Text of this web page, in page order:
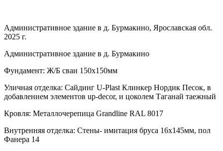
Административное здание в д. Бурмакино, Ярославская обл.
2025 г.
Административное здание в д. Бурмакино
Фундамент: Ж/Б сваи 150х150мм
Уличная отделка: Сайдинг U-Plast Клинкер Нордик Песок, в
добавлением элементов up-decor, и цоколем Таганай таежный
Кровля: Металлочерепица Grandline RAL 8017
Внутренняя отделка: Стены- имитация бруса 16х145мм, пол
Фанера 14